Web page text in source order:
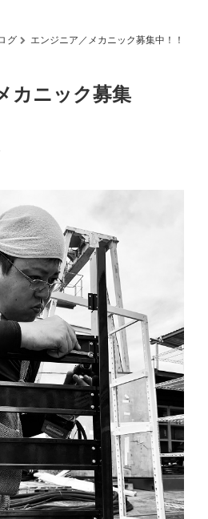
l
グ エンジニア／メカニック募集中！！
カニック募集